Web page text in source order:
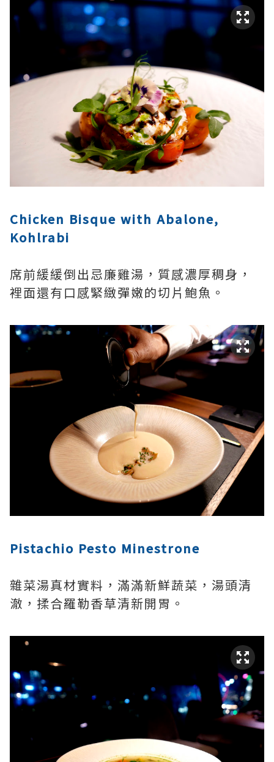
Chicken Bisque with Abalone,
Kohlrabi
席前緩緩倒出忌廉雞湯，質感濃厚稠身，
裡面還有口感緊緻彈嫩的切片鮑魚。
Pistachio Pesto Minestrone
雜菜湯真材實料，滿滿新鮮蔬菜，湯頭清
澈，揉合羅勒香草清新開胃。